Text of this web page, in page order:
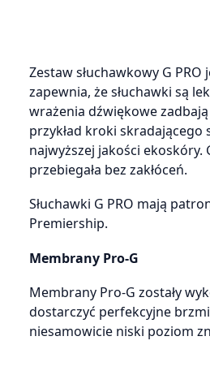
Zestaw słuchawkowy G
zapewnia, że słuchawki są
wrażenia dźwiękowe
przykład kroki
najwyższej jakości
przebiegała bez zakłóceń.
Słuchawki G PRO mają
Premiership.
Membrany Pro-G
Membrany Pro-G zostały
dostarczyć perfekcyjne
niesamowicie niski poziom